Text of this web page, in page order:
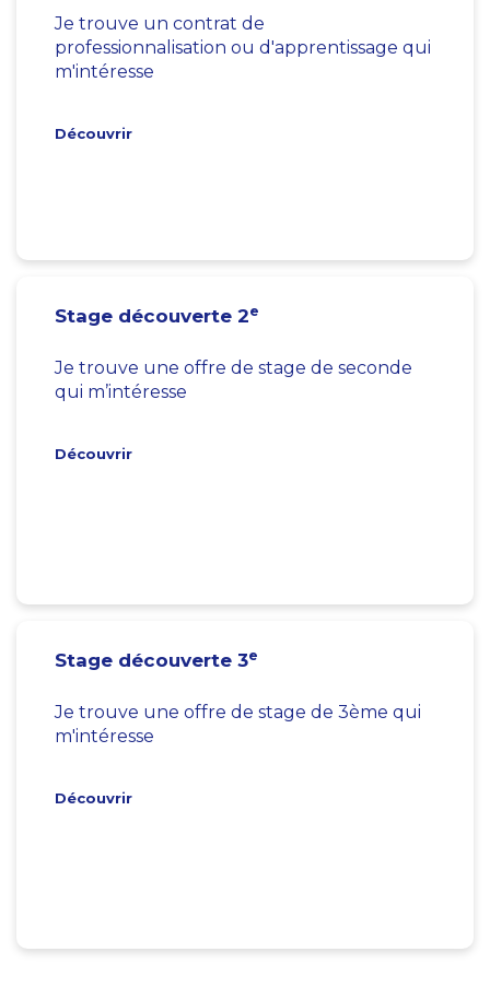
Je trouve un contrat de
professionnalisation ou d'apprentissage qui
m'intéresse
Découvrir
Stage découverte 2e
Je trouve une offre de stage de seconde
qui m’intéresse
Découvrir
Stage découverte 3e
Je trouve une offre de stage de 3ème qui
m'intéresse
Découvrir